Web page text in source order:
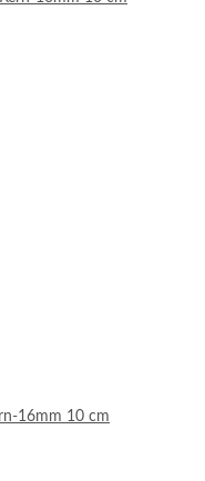
16mm 10 cm